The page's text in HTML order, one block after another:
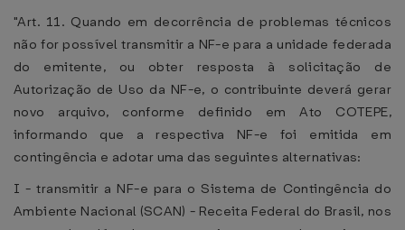
"Art. 11. Quando em decorrência de problemas técnicos
não for possível transmitir a NF-e para a unidade federada
do emitente, ou obter resposta à solicitação de
Autorização de Uso da NF-e, o contribuinte deverá gerar
novo arquivo, conforme definido em Ato COTEPE,
informando que a respectiva NF-e foi emitida em
contingência e adotar uma das seguintes alternativas:
I - transmitir a NF-e para o Sistema de Contingência do
Ambiente Nacional (SCAN) - Receita Federal do Brasil, nos